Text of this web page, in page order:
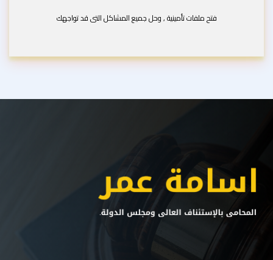
فتح ملفات تأمينية , وحل جميع المشاكل التى قد تواجهك